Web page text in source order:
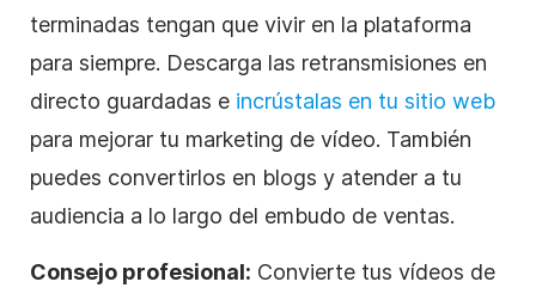
terminadas tengan que vivir en la plataforma
para siempre. Descarga las retransmisiones en
directo guardadas e incrústalas en tu sitio web
para mejorar tu marketing de vídeo. También
puedes convertirlos en blogs y atender a tu
audiencia a lo largo del embudo de ventas.
Consejo profesional: Convierte tus vídeos de